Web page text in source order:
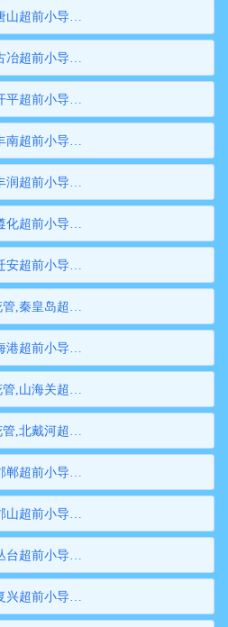
唐山地质根管,唐山钢花管,唐山超前小导管,唐山边坡支护管,唐山钢管桩,唐山隧道注浆管,唐山管棚管
古冶地质根管,古冶钢花管,古冶超前小导管,古冶边坡支护管,古冶钢管桩,古冶隧道注浆管,古冶管棚管
开平地质根管,开平钢花管,开平超前小导管,开平边坡支护管,开平钢管桩,开平隧道注浆管,开平管棚管
丰南地质根管,丰南钢花管,丰南超前小导管,丰南边坡支护管,丰南钢管桩,丰南隧道注浆管,丰南管棚管
丰润地质根管,丰润钢花管,丰润超前小导管,丰润边坡支护管,丰润钢管桩,丰润隧道注浆管,丰润管棚管
遵化地质根管,遵化钢花管,遵化超前小导管,遵化边坡支护管,遵化钢管桩,遵化隧道注浆管,遵化管棚管
迁安地质根管,迁安钢花管,迁安超前小导管,迁安边坡支护管,迁安钢管桩,迁安隧道注浆管,迁安管棚管
秦皇岛地质根管,秦皇岛钢花管,秦皇岛超前小导管,秦皇岛边坡支护管,秦皇岛钢管桩,秦皇岛隧道注浆管,秦皇岛管棚管
海港地质根管,海港钢花管,海港超前小导管,海港边坡支护管,海港钢管桩,海港隧道注浆管,海港管棚管
山海关地质根管,山海关钢花管,山海关超前小导管,山海关边坡支护管,山海关钢管桩,山海关隧道注浆管,山海关管棚管
北戴河地质根管,北戴河钢花管,北戴河超前小导管,北戴河边坡支护管,北戴河钢管桩,北戴河隧道注浆管,北戴河管棚管
邯郸地质根管,邯郸钢花管,邯郸超前小导管,邯郸边坡支护管,邯郸钢管桩,邯郸隧道注浆管,邯郸管棚管
邯山地质根管,邯山钢花管,邯山超前小导管,邯山边坡支护管,邯山钢管桩,邯山隧道注浆管,邯山管棚管
丛台地质根管,丛台钢花管,丛台超前小导管,丛台边坡支护管,丛台钢管桩,丛台隧道注浆管,丛台管棚管
复兴地质根管,复兴钢花管,复兴超前小导管,复兴边坡支护管,复兴钢管桩,复兴隧道注浆管,复兴管棚管